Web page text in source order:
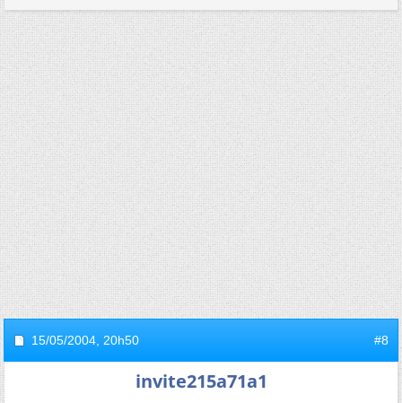
15/05/2004, 20h50 #8
invite215a71a1